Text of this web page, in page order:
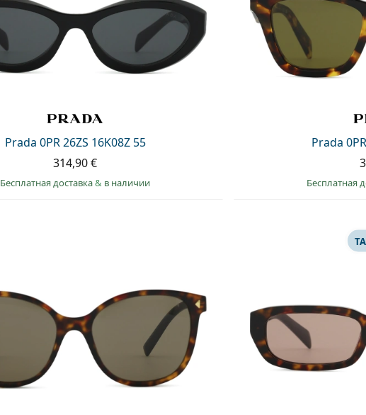
Prada 0PR 26ZS 16K08Z 55
314,90 €
Бесплатная доставка& в наличии
Prada
Бесплатная